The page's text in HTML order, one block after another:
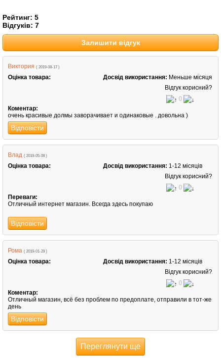
Рейтинг: 5
Відгуків: 7
Залишити відгук
Виктория ( 2019-08-17 )
Оцінка товара: Досвід використання: Меньше місяця
Відгук корисний?
0
Коментар:
очень красивые долмы заворачивает и одинаковые . довольна )
Відповісти
Влад ( 2019-05-08 )
Оцінка товара: Досвід використання: 1-12 місяців
Відгук корисний?
0
Переваги:
Отличный интернет магазин. Всегда здесь покупаю
Відповісти
Рома ( 2019-01-29 )
Оцінка товара: Досвід використання: 1-12 місяців
Відгук корисний?
0
Коментар:
Отличный магазин, всё без проблем по предоплате, отправили в тот-же
день
Відповісти
Переглянути ще